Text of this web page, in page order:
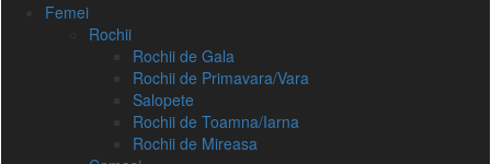
Femei
Rochii
Rochii de Gala
Rochii de Primavara/Vara
Salopete
Rochii de Toamna/Iarna
Rochii de Mireasa